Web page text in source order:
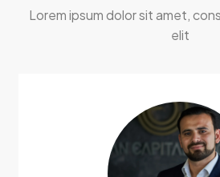
Lorem ipsum dolor sit amet,
elit